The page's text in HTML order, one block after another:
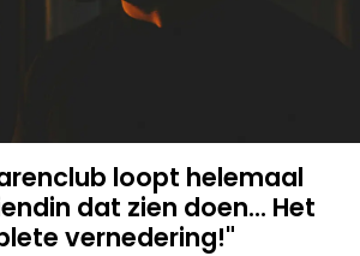
loopt helemaal
dat zien doen... Het
vernedering!"